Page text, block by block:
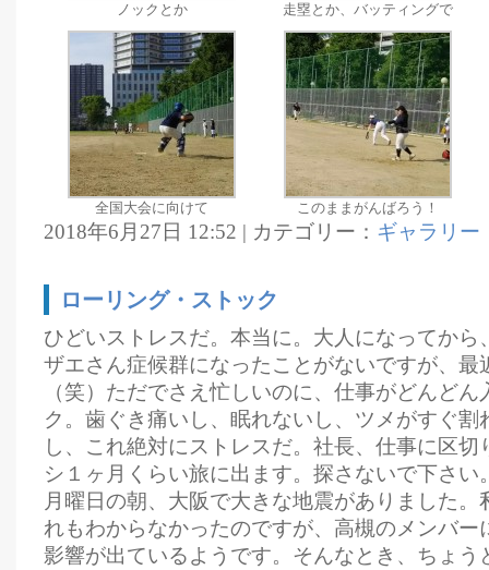
ノックとか 走塁とか、バッティングで
全国大会に向けて このままがんばろう！
2018年6月27日 12:52 | カテゴリー： ギャラリー
ローリング・ストック
ひどいストレスだ。本当に。大人になってから
ザエさん症候群になったことがないですが、最
（笑）ただでさえ忙しいのに、仕事がどんど
ク。歯ぐき痛いし、眠れないし、ツメがすぐ割
し、これ絶対にストレスだ。社長、仕事に区
シ１ヶ月くらい旅に出ます。探さないで下さい
月曜日の朝、大阪で大きな地震がありました。
れもわからなかったのですが、高槻のメンバー
影響が出ているようです。そんなとき、ちょう